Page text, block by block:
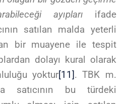
ayıpları ifade
satılan malda yeterli
bir muayene ile tespit
dolayı kural olarak
yoktur[11]. TBK m.
satıcının bu türdeki